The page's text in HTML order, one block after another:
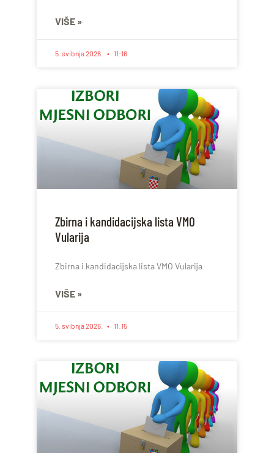
VIŠE »
5. svibnja 2026. 11:16
Zbirna i kandidacijska lista VMO
Vularija
Zbirna i kandidacijska lista VMO Vularija
VIŠE »
5. svibnja 2026. 11:15